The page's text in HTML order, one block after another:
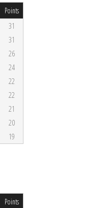
Points
31
31
26
24
22
22
21
20
19
Points